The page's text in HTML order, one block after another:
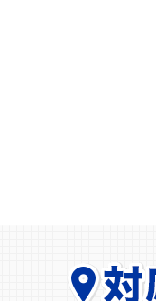
2026.02.08
【川崎市】玄関ド